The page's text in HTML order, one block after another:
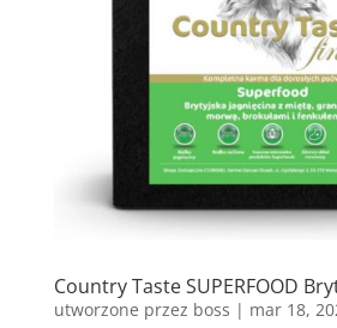
Country Taste SUPERFOOD
utworzone przez boss | mar 18,